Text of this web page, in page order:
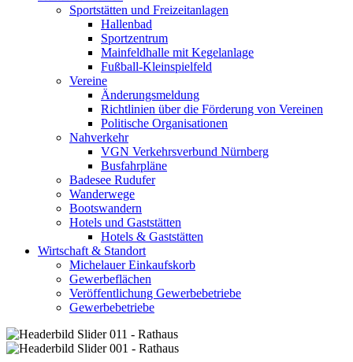
Sportstätten und Freizeitanlagen
Hallenbad
Sportzentrum
Mainfeldhalle mit Kegelanlage
Fußball-Kleinspielfeld
Vereine
Änderungsmeldung
Richtlinien über die Förderung von Vereinen
Politische Organisationen
Nahverkehr
VGN Verkehrsverbund Nürnberg
Busfahrpläne
Badesee Rudufer
Wanderwege
Bootswandern
Hotels und Gaststätten
Hotels & Gaststätten
Wirtschaft & Standort
Michelauer Einkaufskorb
Gewerbeflächen
Veröffentlichung Gewerbebetriebe
Gewerbebetriebe